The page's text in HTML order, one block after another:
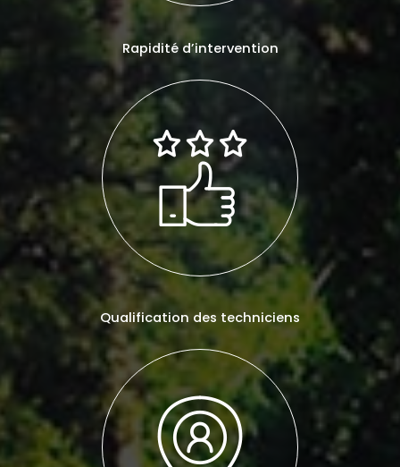
Rapidité d’intervention
Qualification des techniciens